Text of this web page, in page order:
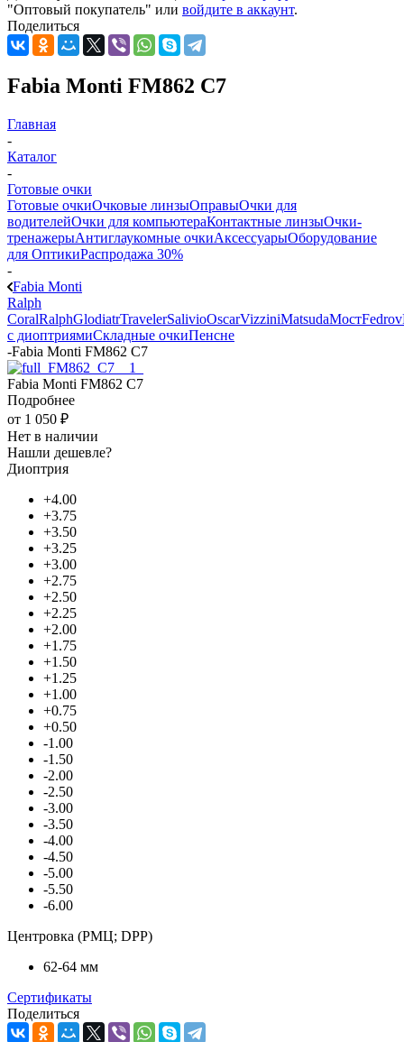
"Оптовый покупатель" или войдите в аккаунт.
Поделиться
Fabia Monti FM862 C7
Главная
-
Каталог
-
Готовые очки
Готовые очкиОчковые линзыОправыОчки для
водителейОчки для компьютераКонтактные линзыОчки-
тренажерыАнтиглаукомные очкиАксессуарыОборудование
для ОптикиРаспродажа 30%
-
Fabia Monti
Ralph
CoralRalphGlodiatrTravelerSalivioOscarVizziniMatsudaМостFedrov
с диоптриямиСкладные очкиПенсне
-Fabia Monti FM862 C7
Fabia Monti FM862 C7
Подробнее
от 1 050 ₽
Нет в наличии
Нашли дешевле?
Диоптрия
+4.00
+3.75
+3.50
+3.25
+3.00
+2.75
+2.50
+2.25
+2.00
+1.75
+1.50
+1.25
+1.00
+0.75
+0.50
-1.00
-1.50
-2.00
-2.50
-3.00
-3.50
-4.00
-4.50
-5.00
-5.50
-6.00
Центровка (РМЦ; DPP)
62-64 мм
Сертификаты
Поделиться